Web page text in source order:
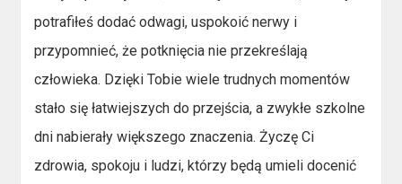
potrafiłeś dodać odwagi, uspokoić nerwy i
przypomnieć, że potknięcia nie przekreślają
człowieka. Dzięki Tobie wiele trudnych momentów
stało się łatwiejszych do przejścia, a zwykłe szkolne
dni nabierały większego znaczenia. Życzę Ci
zdrowia, spokoju i ludzi, którzy będą umieli docenić